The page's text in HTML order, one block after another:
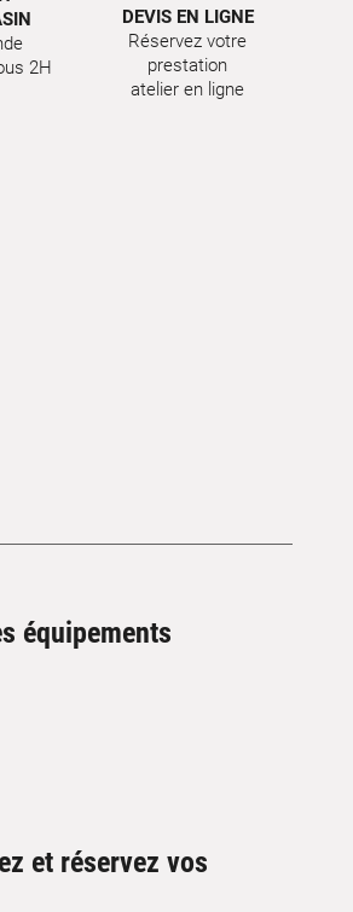
2H
DEVIS EN LIGNE
Réservez votre
prestation
atelier en ligne
équipements
et réservez vos